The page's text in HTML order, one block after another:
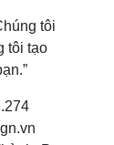
tôi
tôi tạo